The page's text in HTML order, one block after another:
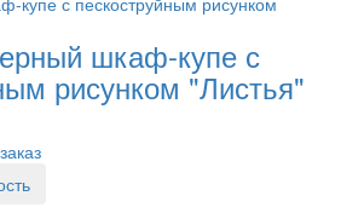
шкаф-купе с
рисунком "Листья"